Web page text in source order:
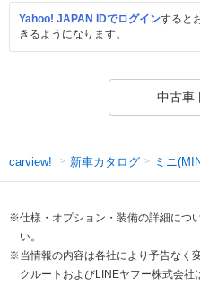
Yahoo! JAPAN IDでログインすると
きるようになります。
中古車
carview! 新車カタログ ミニ
※仕様・オプション・装備の詳細につ
い。
※当情報の内容は各社により予告なく
クルートおよびLINEヤフー株式会